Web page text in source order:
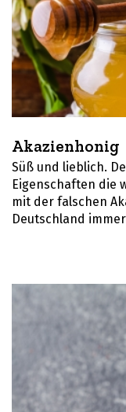
Akazienhonig
Süß und lieblich.
Eigenschaften die
mit der falschen
Deutschland